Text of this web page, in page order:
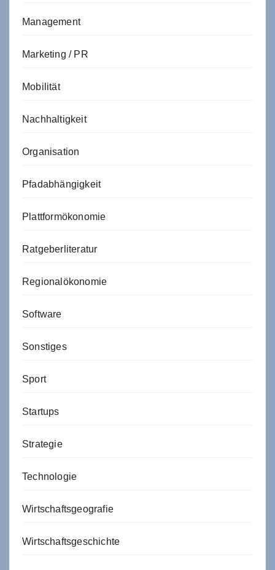
Management
Marketing / PR
Mobilität
Nachhaltigkeit
Organisation
Pfadabhängigkeit
Plattformökonomie
Ratgeberliteratur
Regionalökonomie
Software
Sonstiges
Sport
Startups
Strategie
Technologie
Wirtschaftsgeografie
Wirtschaftsgeschichte